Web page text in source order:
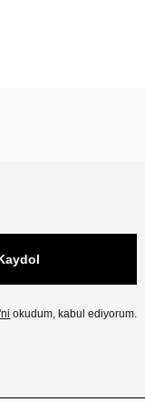
okudum, kabul ediyorum.